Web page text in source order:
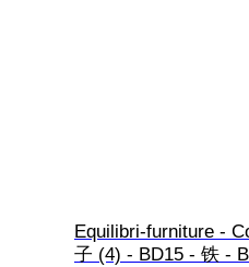
Equilibri-furniture -
子 (4) - BD15 - 铁 -